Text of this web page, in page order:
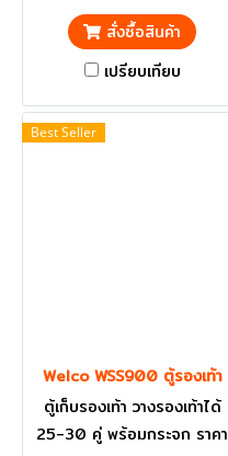
สั่งซื้อสินค้า
เปรียบเทียบ
Best Seller
Welco WSS900 ตู้รองเท้า
ตู้เก็บรองเท้า วางรองเท้าได้
25-30 คู่ พร้อมกระจก ราคา